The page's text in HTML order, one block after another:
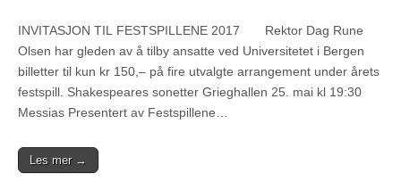
INVITASJON TIL FESTSPILLENE 2017 Rektor Dag Rune
Olsen har gleden av å tilby ansatte ved Universitetet i Bergen
billetter til kun kr 150,– på fire utvalgte arrangement under årets
festspill. Shakespeares sonetter Grieghallen 25. mai kl 19:30
Messias Presentert av Festspillene…
Les mer →